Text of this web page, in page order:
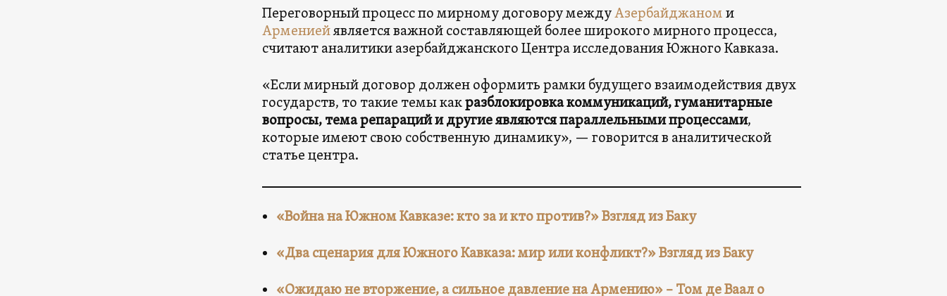
Переговорный процесс по мирному договору междуАзербайджаноми
Армениейявляется важной составляющей более широкого мирного процесса,
считают аналитики азербайджанского Центра исследования Южного Кавказа.
«Если мирный договор должен оформить рамки будущего взаимодействия двух
государств, то такие темы какразблокировка коммуникаций, гуманитарные
вопросы, тема репараций и другие являются параллельными процессами,
которые имеют свою собственную динамику», — говорится в аналитической
статье центра.
«Война на Южном Кавказе: кто за и кто против?» Взгляд из Баку
«Два сценария для Южного Кавказа: мир или конфликт?» Взгляд из Баку
«Ожидаю не вторжение, а сильное давление на Армению» – Том де Ваал о